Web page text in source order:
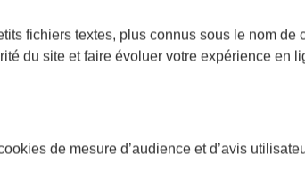
fichiers textes, plus connus sous le nom de
du site et faire évoluer votre expérience en
de mesure d’audience et d’avis